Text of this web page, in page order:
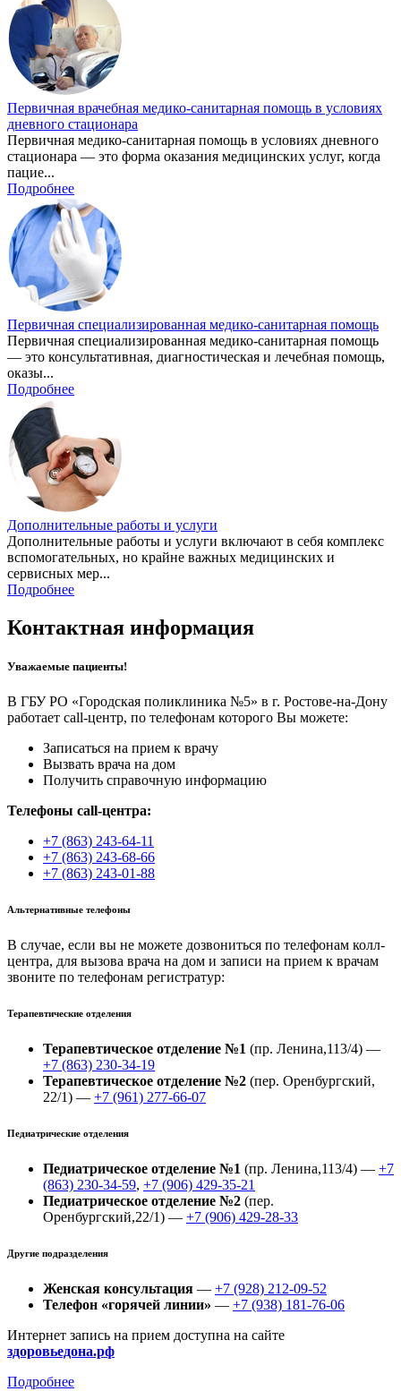
Первичная врачебная медико-санитарная помощь в условиях
дневного стационара
Первичная медико-санитарная помощь в условиях дневного
стационара — это форма оказания медицинских услуг, когда
пацие...
Подробнее
Первичная специализированная медико-санитарная помощь
Первичная специализированная медико-санитарная помощь
— это консультативная, диагностическая и лечебная помощь,
оказы...
Подробнее
Дополнительные работы и услуги
Дополнительные работы и услуги включают в себя комплекс
вспомогательных, но крайне важных медицинских и
сервисных мер...
Подробнее
Контактная информация
Уважаемые пациенты!
В ГБУ РО «Городская поликлиника №5» в г. Ростове-на-Дону
работает call-центр, по телефонам которого Вы можете:
Записаться на прием к врачу
Вызвать врача на дом
Получить справочную информацию
Телефоны call-центра:
+7 (863) 243-64-11
+7 (863) 243-68-66
+7 (863) 243-01-88
Альтернативные телефоны
В случае, если вы не можете дозвониться по телефонам колл-
центра, для вызова врача на дом и записи на прием к врачам
звоните по телефонам регистратур:
Терапевтические отделения
Терапевтическое отделение №1 (пр. Ленина,113/4) —
+7 (863) 230-34-19
Терапевтическое отделение №2 (пер. Оренбургский,
22/1) — +7 (961) 277-66-07
Педиатрические отделения
Педиатрическое отделение №1 (пр. Ленина,113/4) — +7
(863) 230-34-59, +7 (906) 429-35-21
Педиатрическое отделение №2 (пер.
Оренбургский,22/1) — +7 (906) 429-28-33
Другие подразделения
Женская консультация — +7 (928) 212-09-52
Телефон «горячей линии» — +7 (938) 181-76-06
Интернет запись на прием доступна на сайте
здоровьедона.рф
Подробнее